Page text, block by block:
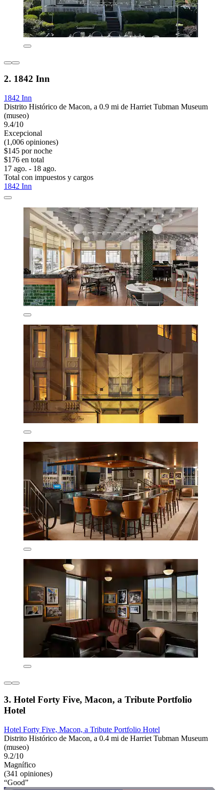
2. 1842 Inn
1842 Inn
Distrito Histórico de Macon, a 0.9 mi de Harriet Tubman Museum
(museo)
9.4/10
Excepcional
(1,006 opiniones)
$145 por noche
$176 en total
17 ago. - 18 ago.
Total con impuestos y cargos
1842 Inn
3. Hotel Forty Five, Macon, a Tribute Portfolio
Hotel
Hotel Forty Five, Macon, a Tribute Portfolio Hotel
Distrito Histórico de Macon, a 0.4 mi de Harriet Tubman Museum
(museo)
9.2/10
Magnífico
(341 opiniones)
“Good”